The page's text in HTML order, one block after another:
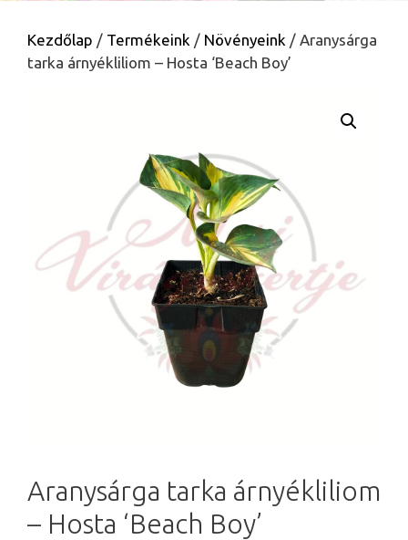
Kezdőlap / Termékeink / Növényeink / Aranysárga
tarka árnyékliliom – Hosta ‘Beach Boy’
Aranysárga tarka árnyékliliom
– Hosta ‘Beach Boy’